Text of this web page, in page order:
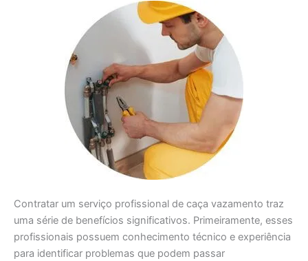
Contratar um serviço profissional de caça vazamento traz
uma série de benefícios significativos. Primeiramente, esses
profissionais possuem conhecimento técnico e experiência
para identificar problemas que podem passar